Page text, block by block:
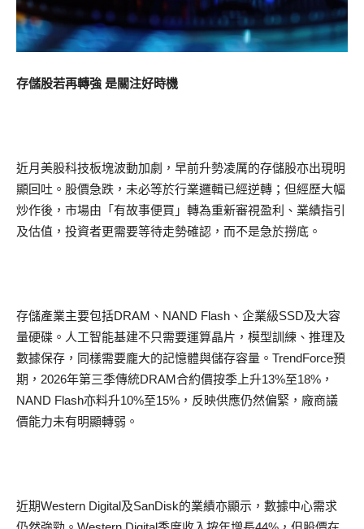
存儲股若再轉強 是關注好時機
近月美股科技板塊波動加劇，早前升勢凌厲的存儲股亦出現明
顯回吐。股價急跌，未必等於行業邏輯已經逆轉；但經歷大幅
炒作後，市場由「有故事便買」轉為重新審視盈利、業績指引
及估值，投資者更需要等待走勢確認，而不是急於撈底。
存儲產業主要包括DRAM、NAND Flash、企業級SSD及大容
量硬碟。人工智能基建不只需要運算晶片，模型訓練、推理及
數據保存，同樣需要龐大的記憶體與儲存容量。TrendForce預
期，2026年第三季傳統DRAM合約價按季上升13%至18%，
NAND Flash亦料升10%至15%，反映供應仍然偏緊，廠商議
價能力未有明顯轉弱。
近期Western Digital及SanDisk的業績亦顯示，數據中心需求